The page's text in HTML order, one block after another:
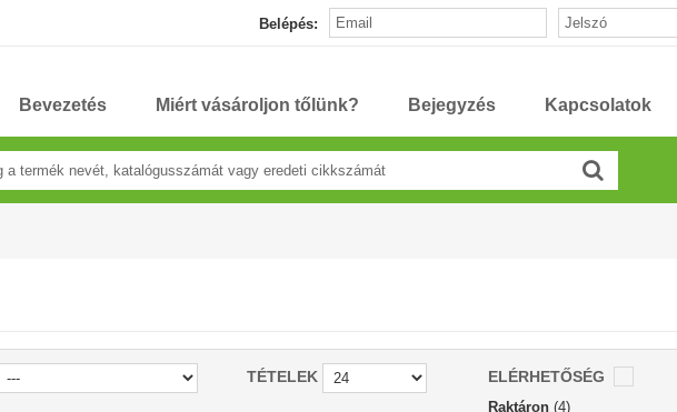
Belépés:
Bevezetés Miért vásároljon tőlünk? Bejegyzés Kapcsolatok
TÉTELEK ELÉRHETŐSÉG
Raktáron (4)